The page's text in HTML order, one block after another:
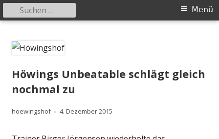
zum
Primäres
Menü
Suchen
nach:
Höwings Unbeatable schlägt gleich
nochmal zu
Autor
hoewingshof
Veröffentlicht
4. Dezember 2015